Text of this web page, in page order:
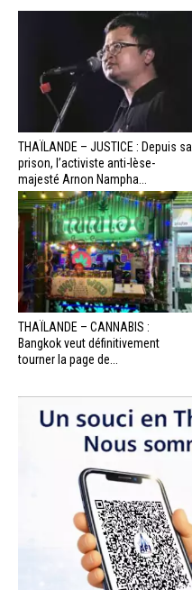
THAÏLANDE – JUSTICE : Depuis sa
prison, l’activiste anti-lèse-
majesté Arnon Nampha...
THAÏLANDE – CANNABIS :
Bangkok veut définitivement
tourner la page de...